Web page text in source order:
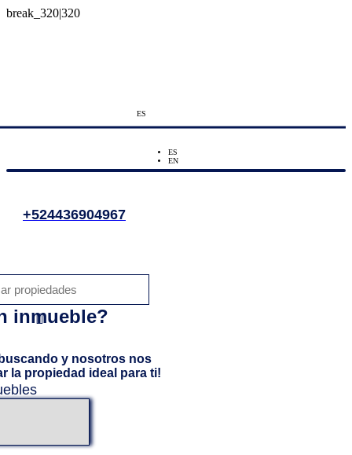
ES
ES
EN
+524436904967
inmueble?
y nosotros nos
la propiedad ideal para ti!